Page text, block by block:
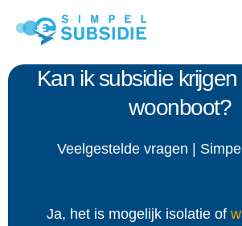
Kan ik subsidie
woonboot?
Veelgestelde vragen |
Ja, het is mogelijk isolatie of